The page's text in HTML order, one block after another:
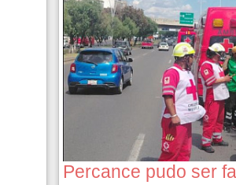
Percance pudo ser